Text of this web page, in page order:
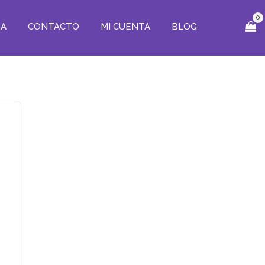
CONTACTO MI CUENTA BLOG
0